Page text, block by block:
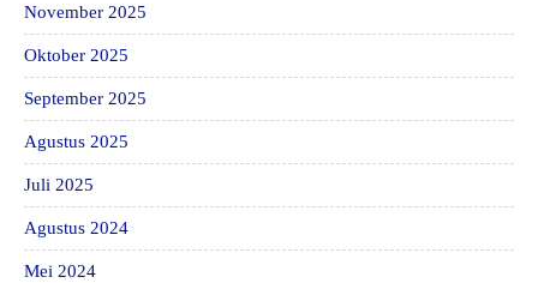
November 2025
Oktober 2025
September 2025
Agustus 2025
Juli 2025
Agustus 2024
Mei 2024